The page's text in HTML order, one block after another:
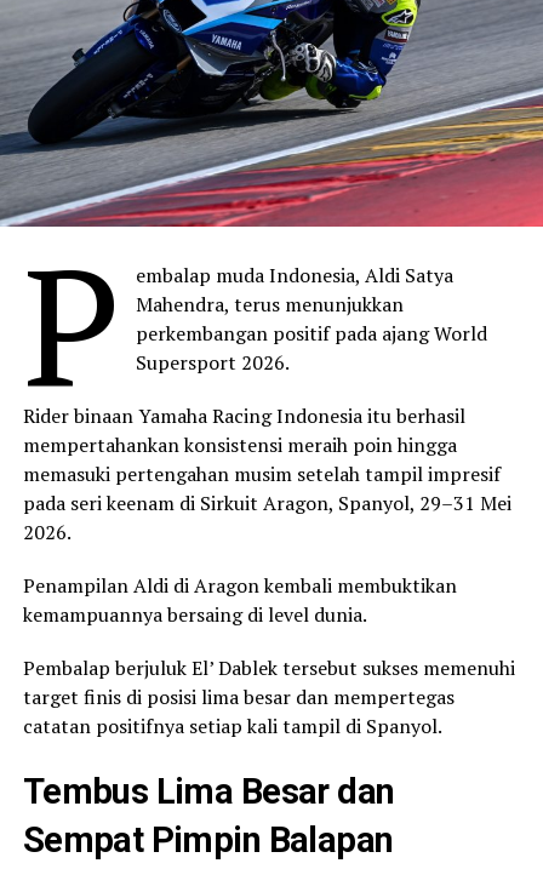
P
embalap muda Indonesia, Aldi Satya
Mahendra, terus menunjukkan
perkembangan positif pada ajang World
Supersport 2026.
Rider binaan Yamaha Racing Indonesia itu berhasil
mempertahankan konsistensi meraih poin hingga
memasuki pertengahan musim setelah tampil impresif
pada seri keenam di Sirkuit Aragon, Spanyol, 29–31 Mei
2026.
Penampilan Aldi di Aragon kembali membuktikan
kemampuannya bersaing di level dunia.
Pembalap berjuluk El’ Dablek tersebut sukses memenuhi
target finis di posisi lima besar dan mempertegas
catatan positifnya setiap kali tampil di Spanyol.
Tembus Lima Besar dan
Sempat Pimpin Balapan